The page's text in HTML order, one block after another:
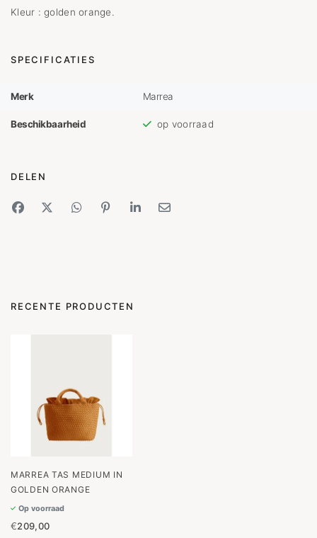
Kleur : golden orange.
SPECIFICATIES
Merk Marrea
Beschikbaarheid op voorraad
DELEN
RECENTE PRODUCTEN
MARREA TAS MEDIUM IN
GOLDEN ORANGE
Op voorraad
€209,00